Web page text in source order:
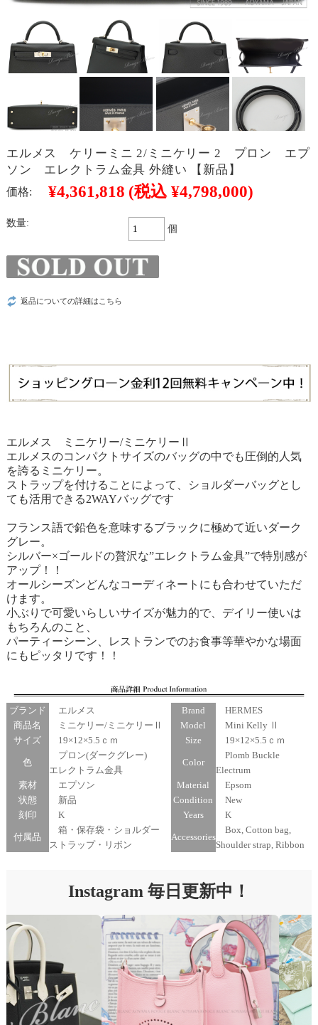
エルメス ケリーミニ 2/ミニケリー 2 プロン エプ
ソン エレクトラム金具 外縫い 【新品】
価格: ¥4,361,818 (税込 ¥4,798,000)
数量:
個
返品についての詳細はこちら
エルメス ミニケリー/ミニケリーⅡ
エルメスのコンパクトサイズのバッグの中でも圧倒的人気
を誇るミニケリー。
ストラップを付けることによって、ショルダーバッグとし
ても活用できる2WAYバッグです
フランス語で鉛色を意味するブラックに極めて近いダーク
グレー。
シルバー×ゴールドの贅沢な”エレクトラム金具”で特別感が
アップ！！
オールシーズンどんなコーディネートにも合わせていただ
けます。
小ぶりで可愛いらしいサイズが魅力的で、デイリー使いは
もちろんのこと、
パーティーシーン、レストランでのお食事等華やかな場面
にもピッタリです！！
ブランド
エルメス
商品名
ミニケリー/ミニケリーⅡ
サイズ
19×12×5.5ｃｍ
色
プロン(ダークグレー)
エレクトラム金具
素材
エプソン
状態
新品
刻印
K
付属品
箱・保存袋・ショルダー
ストラップ・リボン
Brand
HERMES
Model
Mini Kelly Ⅱ
Size
19×12×5.5ｃｍ
Color
Plomb Buckle
Electrum
Material
Epsom
Condition
New
Years
K
Accessories
Box, Cotton bag,
Shoulder strap, Ribbon
Instagram 毎日更新中！